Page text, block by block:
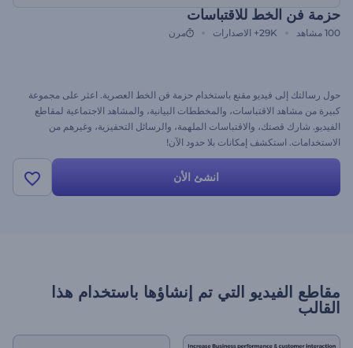
حزمة فن الخط للاقتباسات
100 مشاهد 29K+ الاصدارات مرن
حول رسالتك إلى فيديو مقنع باستخدام حزمة فن الخط العصرية. اعثر على مجموعة
كبيرة من مشاهد الاقتباسات، والمخططات البيانية، والمشاهد الاجتماعية لمقاطع
الفيديو. شارك قصتك، والاقتباسات الملهمة، والرسائل التحفيزية، وغيرهم من
الاستخدامات. استكشف إمكانات بلا حدود الآن!
انشئ الأن
مقاطع الفيديو التي تم إنشاؤها باستخدام هذا
القالب